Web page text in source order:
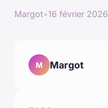
Margot•16 février 2026
M Margot